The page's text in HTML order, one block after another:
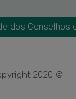
dos Conselhos
2020 ©